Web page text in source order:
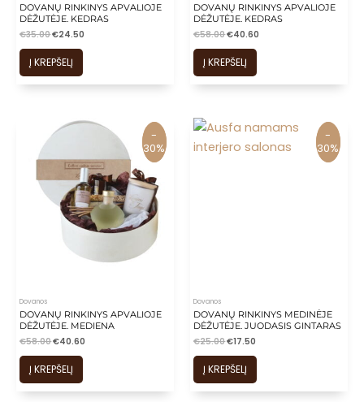
DOVANŲ RINKINYS APVALIOJE
DĖŽUTĖJE. KEDRAS
€35.00€24.50
Į KREPŠELĮ
DOVANŲ RINKINYS APVALIOJE
DĖŽUTĖJE. KEDRAS
€58.00€40.60
Į KREPŠELĮ
-
30%
-
30%
Dovanos
DOVANŲ RINKINYS APVALIOJE
DĖŽUTĖJE. MEDIENA
€58.00€40.60
Į KREPŠELĮ
-
30%
-
30%
Dovanos
DOVANŲ RINKINYS MEDINĖJE
DĖŽUTĖJE. JUODASIS GINTARAS
€25.00€17.50
Į KREPŠELĮ